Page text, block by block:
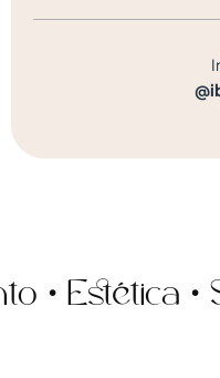
Estética •